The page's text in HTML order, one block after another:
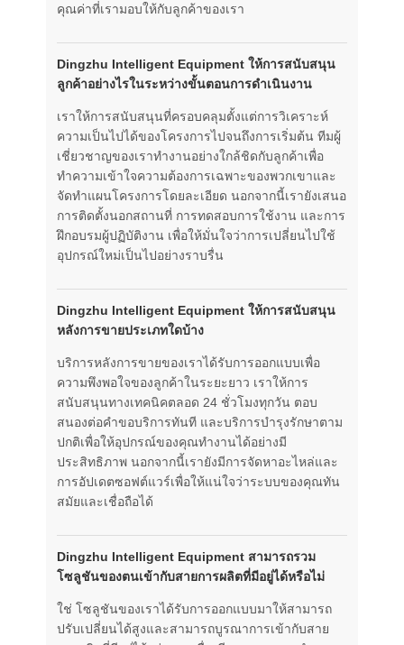
คุณค่าที่เรามอบให้กับลูกค้าของเรา
Dingzhu Intelligent Equipment ให้การสนับสนุน
ลูกค้าอย่างไรในระหว่างขั้นตอนการดำเนินงาน
เราให้การสนับสนุนที่ครอบคลุมตั้งแต่การวิเคราะห์
ความเป็นไปได้ของโครงการไปจนถึงการเริ่มต้น ทีมผู้
เชี่ยวชาญของเราทำงานอย่างใกล้ชิดกับลูกค้าเพื่อ
ทำความเข้าใจความต้องการเฉพาะของพวกเขาและ
จัดทำแผนโครงการโดยละเอียด นอกจากนี้เรายังเสนอ
การติดตั้งนอกสถานที่ การทดสอบการใช้งาน และการ
ฝึกอบรมผู้ปฏิบัติงาน เพื่อให้มั่นใจว่าการเปลี่ยนไปใช้
อุปกรณ์ใหม่เป็นไปอย่างราบรื่น
Dingzhu Intelligent Equipment ให้การสนับสนุน
หลังการขายประเภทใดบ้าง
บริการหลังการขายของเราได้รับการออกแบบเพื่อ
ความพึงพอใจของลูกค้าในระยะยาว เราให้การ
สนับสนุนทางเทคนิคตลอด 24 ชั่วโมงทุกวัน ตอบ
สนองต่อคำขอบริการทันที และบริการบำรุงรักษาตาม
ปกติเพื่อให้อุปกรณ์ของคุณทำงานได้อย่างมี
ประสิทธิภาพ นอกจากนี้เรายังมีการจัดหาอะไหล่และ
การอัปเดตซอฟต์แวร์เพื่อให้แน่ใจว่าระบบของคุณทัน
สมัยและเชื่อถือได้
Dingzhu Intelligent Equipment สามารถรวม
โซลูชันของตนเข้ากับสายการผลิตที่มีอยู่ได้หรือไม่
ใช่ โซลูชันของเราได้รับการออกแบบมาให้สามารถ
ปรับเปลี่ยนได้สูงและสามารถบูรณาการเข้ากับสาย